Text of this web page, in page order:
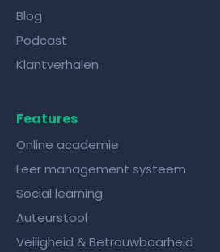
Blog
Podcast
Klantverhalen
Features
Online academie
Leer management systeem
Social learning
Auteurstool
Veiligheid & Betrouwbaarheid